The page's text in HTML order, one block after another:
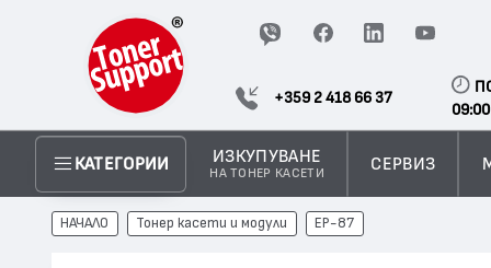
+359 2 418 66 37
КАТЕГОРИИ ИЗКУПУВАНЕ
НА ТОНЕР КАСЕТИ
СЕРВИЗ
НАЧАЛО Тонер касети и модули EP-87